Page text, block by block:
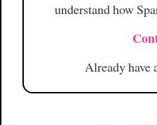
understand how
Already have